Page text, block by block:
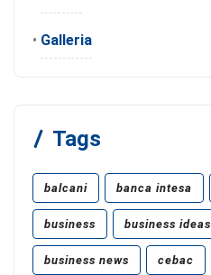
• Galleria
Tags
balcani banca intesa
business business ideas
business news cebac